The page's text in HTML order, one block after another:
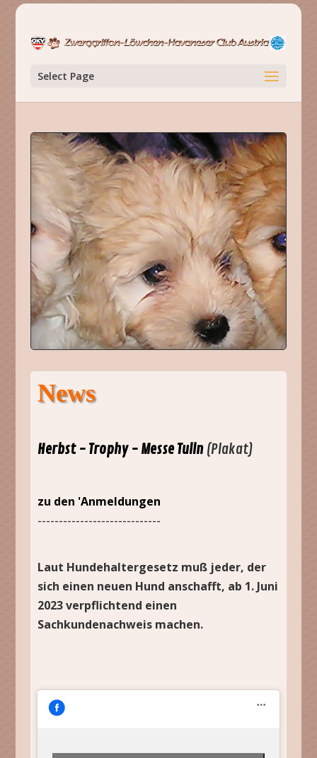
Select Page
News
Herbst - Trophy - Messe Tulln(Plakat)
zu den 'Anmeldungen
-----------------------------
Laut Hundehaltergesetz muß jeder, der
sich einen neuen Hund anschafft, ab 1. Juni
2023 verpflichtend einen
Sachkundenachweis machen.